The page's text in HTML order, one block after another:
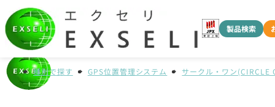
製品検索
種別で探す GPS位置管理システム サークル・ワン(CIRCLE